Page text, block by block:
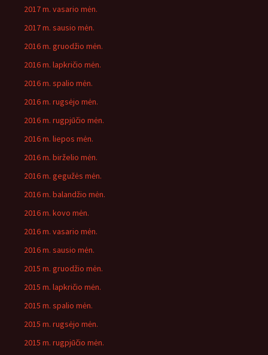
2017 m. vasario mėn.
2017 m. sausio mėn.
2016 m. gruodžio mėn.
2016 m. lapkričio mėn.
2016 m. spalio mėn.
2016 m. rugsėjo mėn.
2016 m. rugpjūčio mėn.
2016 m. liepos mėn.
2016 m. birželio mėn.
2016 m. gegužės mėn.
2016 m. balandžio mėn.
2016 m. kovo mėn.
2016 m. vasario mėn.
2016 m. sausio mėn.
2015 m. gruodžio mėn.
2015 m. lapkričio mėn.
2015 m. spalio mėn.
2015 m. rugsėjo mėn.
2015 m. rugpjūčio mėn.